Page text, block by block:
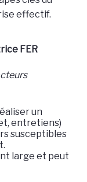
effectif.
FER
un
entretiens)
susceptibles
large et peut